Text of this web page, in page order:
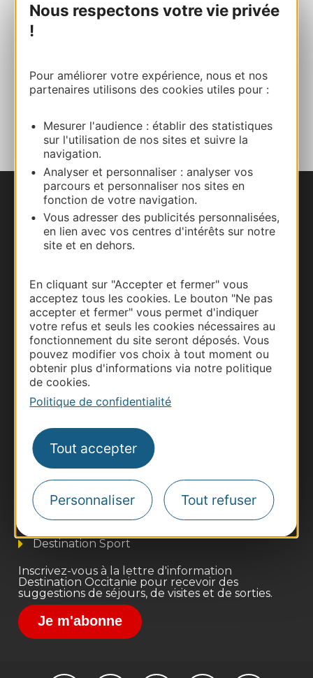
Nous respectons votre vie privée
!
Pour améliorer votre expérience, nous et nos
partenaires utilisons des cookies utiles pour :
Mesurer l'audience : établir des statistiques
sur l'utilisation de nos sites et suivre la
navigation.
Analyser et personnaliser : analyser vos
parcours et personnaliser nos sites en
fonction de votre navigation.
Vous adresser des publicités personnalisées,
en lien avec vos centres d'intérêts sur notre
site et en dehors.
En cliquant sur "Accepter et fermer" vous
acceptez tous les cookies. Le bouton "Ne pas
accepter et fermer" vous permet d'indiquer
votre refus et seuls les cookies nécessaires au
fonctionnement du site seront déposés. Vous
pouvez modifier vos choix à tout moment ou
obtenir plus d'informations via notre politique
de cookies.
Politique de confidentialité
Tout accepter
Personnaliser Tout refuser
Site internet
Nous contacter
Carte interactive
Thermalisme
Business/Mice
Pros d'Occitanie
Site presse et d'influence
Voyagistes
Destination Sport
Inscrivez-vous à la lettre d'information
Destination Occitanie pour recevoir des
suggestions de séjours, de visites et de sorties.
Je m'abonne